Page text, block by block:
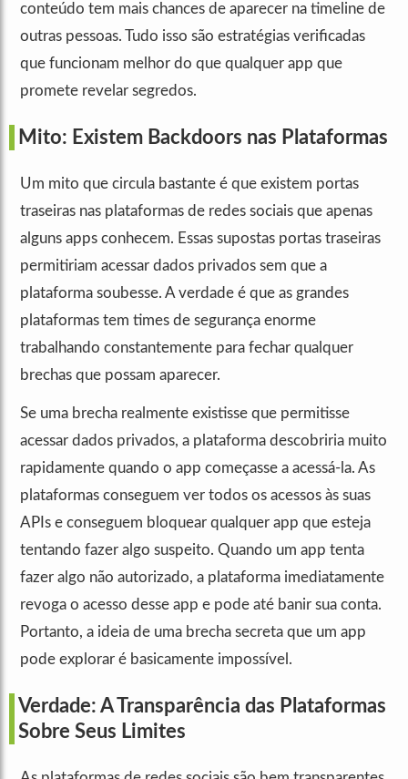
conteúdo tem mais chances de aparecer na timeline de
outras pessoas. Tudo isso são estratégias verificadas
que funcionam melhor do que qualquer app que
promete revelar segredos.
Mito: Existem Backdoors nas Plataformas
Um mito que circula bastante é que existem portas
traseiras nas plataformas de redes sociais que apenas
alguns apps conhecem. Essas supostas portas traseiras
permitiriam acessar dados privados sem que a
plataforma soubesse. A verdade é que as grandes
plataformas tem times de segurança enorme
trabalhando constantemente para fechar qualquer
brechas que possam aparecer.
Se uma brecha realmente existisse que permitisse
acessar dados privados, a plataforma descobriria muito
rapidamente quando o app começasse a acessá-la. As
plataformas conseguem ver todos os acessos às suas
APIs e conseguem bloquear qualquer app que esteja
tentando fazer algo suspeito. Quando um app tenta
fazer algo não autorizado, a plataforma imediatamente
revoga o acesso desse app e pode até banir sua conta.
Portanto, a ideia de uma brecha secreta que um app
pode explorar é basicamente impossível.
Verdade: A Transparência das Plataformas
Sobre Seus Limites